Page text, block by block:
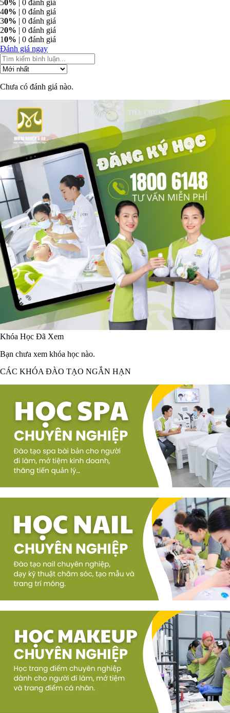
50% | 0 đánh giá
40% | 0 đánh giá
30% | 0 đánh giá
20% | 0 đánh giá
10% | 0 đánh giá
Đánh giá ngay
Chưa có đánh giá nào.
Khóa Học Đã Xem
Bạn chưa xem khóa học nào.
CÁC KHÓA ĐÀO TẠO NGẮN HẠN